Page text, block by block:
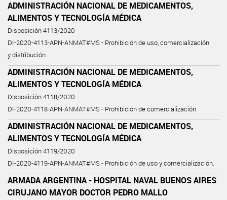
ADMINISTRACIÓN NACIONAL DE MEDICAMENTOS,
ALIMENTOS Y TECNOLOGÍA MÉDICA
Disposición 4113/2020
DI-2020-4113-APN-ANMAT#MS - Prohibición de uso, comercialización
y distribución.
ADMINISTRACIÓN NACIONAL DE MEDICAMENTOS,
ALIMENTOS Y TECNOLOGÍA MÉDICA
Disposición 4118/2020
DI-2020-4118-APN-ANMAT#MS - Prohibición de comercialización.
ADMINISTRACIÓN NACIONAL DE MEDICAMENTOS,
ALIMENTOS Y TECNOLOGÍA MÉDICA
Disposición 4119/2020
DI-2020-4119-APN-ANMAT#MS - Prohibición de uso y comercialización.
ARMADA ARGENTINA - HOSPITAL NAVAL BUENOS AIRES
CIRUJANO MAYOR DOCTOR PEDRO MALLO